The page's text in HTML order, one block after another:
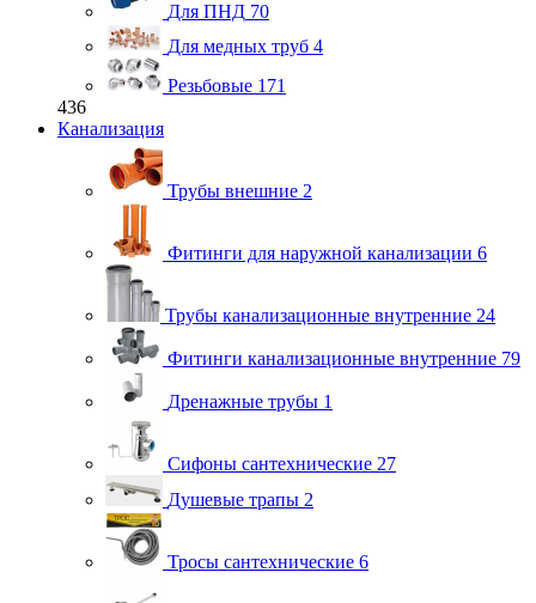
Для ПНД 70
Для медных труб 4
Резьбовые 171
436
Канализация
Трубы внешние 2
Фитинги для наружной канализации 6
Трубы канализационные внутренние 24
Фитинги канализационные внутренние 79
Дренажные трубы 1
Сифоны сантехнические 27
Душевые трапы 2
Тросы сантехнические 6